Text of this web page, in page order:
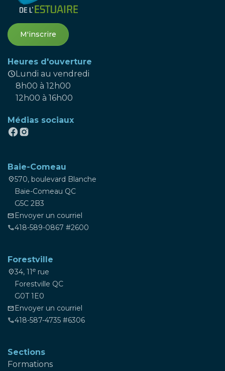
M'inscrire
Heures d'ouverture
scheduleLundi au vendredi
8h00 à 12h00
12h00 à 16h00
Médias sociaux
Baie-Comeau
location_on570, boulevard Blanche
Baie-Comeau QC
G5C 2B3
mail Envoyer un courriel
phone418-589-0867 #2600
Forestville
location_on34, 11 e rue
Forestville QC
G0T 1E0
mail Envoyer un courriel
phone418-587-4735 #6306
Sections
Formations